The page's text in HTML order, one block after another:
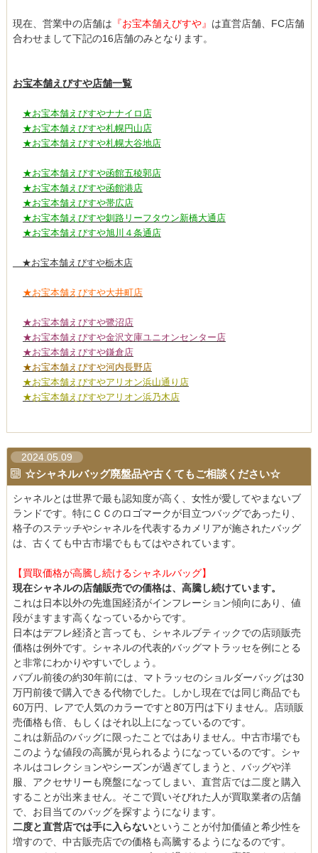
現在、営業中の店舗は 『お宝本舗えびすや』 は直営店舗、FC店舗
合わせまして下記の16店舗のみとなります。
お宝本舗えびすや店舗一覧
★お宝本舗えびすやナナイロ店
★お宝本舗えびすや札幌円山店
★お宝本舗えびすや札幌大谷地店
★お宝本舗えびすや函館五稜郭店
★お宝本舗えびすや函館港店
★お宝本舗えびすや帯広店
★お宝本舗えびすや釧路リーフタウン新橋大通店
★お宝本舗えびすや旭川４条通店
★お宝本舗えびすや栃木店
★お宝本舗えびすや大井町店
★お宝本舗えびすや鷺沼店
★お宝本舗えびすや金沢文庫ユニオンセンター店
★お宝本舗えびすや鎌倉店
★お宝本舗えびすや河内長野店
★お宝本舗えびすやアリオン浜山通り店
★お宝本舗えびすやアリオン浜乃木店
2024.05.09
☆シャネルバッグ廃盤品や古くてもご相談ください☆
シャネルとは世界で最も認知度が高く、女性が愛してやまないブ
ランドです。特にＣＣのロゴマークが目立つバッグであったり、
格子のステッチやシャネルを代表するカメリアが施されたバッグ
は、古くても中古市場でももてはやされています。
【買取価格が高騰し続けるシャネルバッグ】
現在シャネルの店舗販売での価格は、高騰し続けています。
これは日本以外の先進国経済がインフレーション傾向にあり、値
段がますます高くなっているからです。
日本はデフレ経済と言っても、シャネルブティックでの店頭販売
価格は例外です。シャネルの代表的バッグマトラッセを例にとる
と非常にわかりやすいでしょう。
バブル前後の約30年前には、マトラッセのショルダーバッグは30
万円前後で購入できる代物でした。しかし現在では同じ商品でも
60万円、レアで人気のカラーですと80万円は下りません。店頭販
売価格も倍、もしくはそれ以上になっているのです。
これは新品のバッグに限ったことではありません。中古市場でも
このような値段の高騰が見られるようになっているのです。シャ
ネルはコレクションやシーズンが過ぎてしまうと、バッグや洋
服、アクセサリーも廃盤になってしまい、直営店では二度と購入
することが出来ません。そこで買いそびれた人が買取業者の店舗
で、お目当てのバッグを探すようになります。
二度と直営店では手に入らないということが付加価値と希少性を
増すので、中古販売店での価格も高騰するようになるのです。